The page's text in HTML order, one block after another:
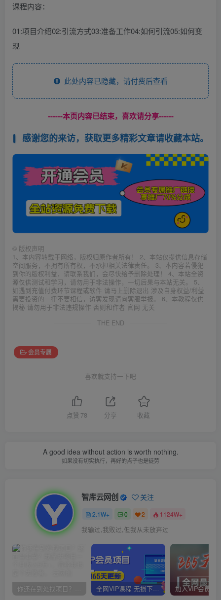
课程内容：
01:项目介绍02:引流方式03:准备工作04:如何引流05:如何变
现
此处内容已隐藏，请付费后查看
------本页内容已结束，喜欢请分享------
感谢您的来访，获取更多精彩文章请收藏本站。
© 版权声明
1、本内容转载于网络，版权归原作者所有！ 2、本站仅提供信息存储
空间服务，不拥有所有权，不承担相关法律责任。 3、本内容若侵犯
到你的版权利益，请联系我们，会尽快给予删除处理！ 4、本站全资
源仅供测试和学习，请勿用于非法操作，一切后果与本站无关。 5、
如遇到充值付费环节课程或软件 请马上删除退出 涉及自身权益/利益
需要投资的一律不要相信，访客发现请向客服举报。 6、本教程仅供
揭秘 请勿用于非法违规操作 否则和作者 官网 无关
THE END
会员专属
喜欢就支持一下吧
点赞 78 分享 收藏
A good idea without action is worth nothing.
如果没有切实执行，再好的点子也是徒劳
智库云网创 关注
2.1W+ 0 2 1124W+
我输过,我败过,但我从未放弃过
你还在到处找项目？还在当韭菜？我靠卖项目一个月收入5万+，曾经我也是个失败者。 全网VIP课程 无损下载~